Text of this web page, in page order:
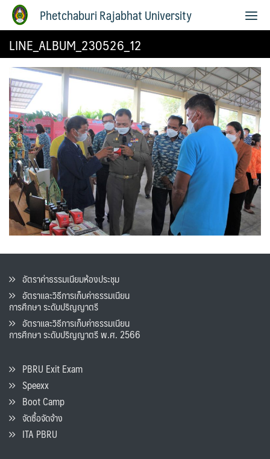
Phetchaburi Rajabhat University
LINE_ALBUM_230526_12
อัตราค่าธรรมเนียมห้องประชุม
อัตราและวิธีการเก็บค่าธรรมเนียน
การศึกษา ระดับปริญญาตรี
อัตราและวิธีการเก็บค่าธรรมเนียน
การศึกษา ระดับปริญญาตรี พ.ศ. 2566
PBRU Exit Exam
Speexx
Boot Camp
จัดซื้อจัดจ้าง
ITA PBRU